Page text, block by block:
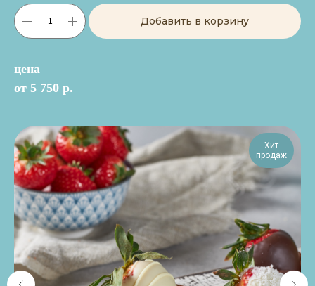
Добавить в корзину
цена
от 5 750 р.
Хит
продаж